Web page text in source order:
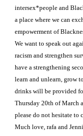
intersex*people and
a place where we can
empowerment of
We want to speak out
racism and strengthen
have a strengthening
learn and unlearn, grow
drinks will be provided
Thursday 20th of March
please do not hesitate to
Much love, rafa and